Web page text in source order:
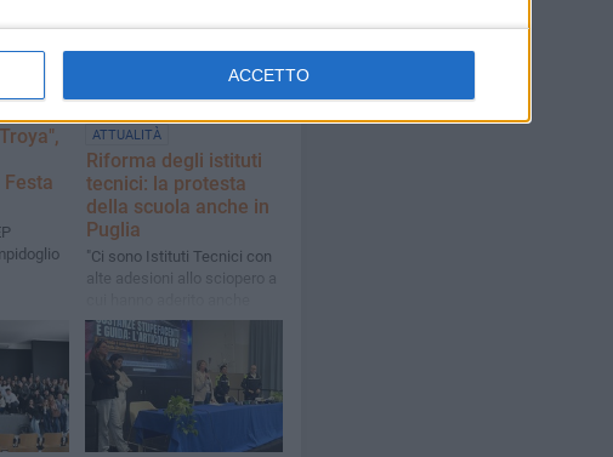
ACCETTO
ATTUALITÀ
Riforma degli istituti
tecnici: la protesta
della scuola anche in
Puglia
"Ci sono Istituti Tecnici con
alte adesioni allo sciopero a
alcuni Dirigenti Scolastici"